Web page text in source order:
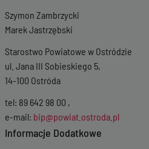
Szymon Zambrzycki
Marek Jastrzębski
Starostwo Powiatowe w Ostródzie
ul. Jana III Sobieskiego 5,
14-100 Ostróda
tel: 89 642 98 00 ,
e-mail: bip@powiat.ostroda.pl
Informacje Dodatkowe